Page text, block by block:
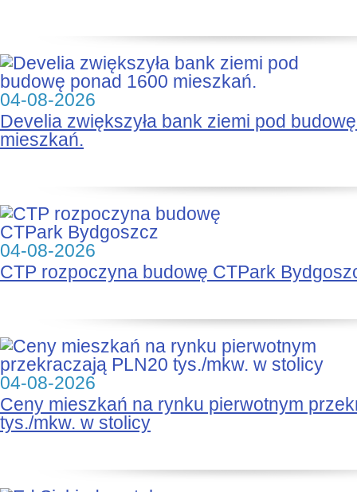
04-08-2026
Develia zwiększyła bank ziemi pod
mieszkań.
04-08-2026
CTP rozpoczyna budowę CTPark
04-08-2026
Ceny mieszkań na rynku pierwotnym
tys./mkw. w stolicy